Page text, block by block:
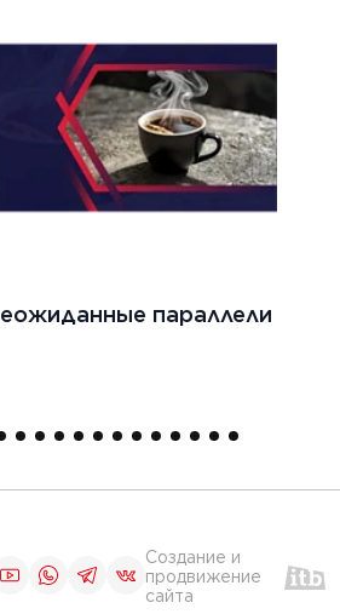
параллели
Создание и
продвижение
сайта